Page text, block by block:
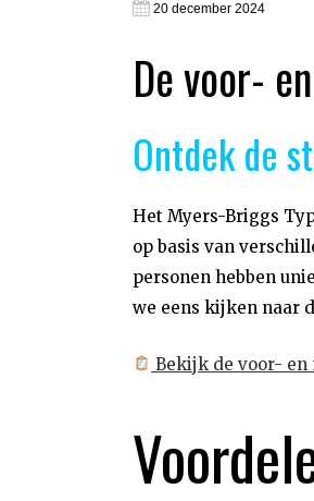
20 december 2024
De voor-
Ontdek de
Het Myers-Briggs
op basis van
personen hebben
we eens kijken naar
Bekijk de voor- en